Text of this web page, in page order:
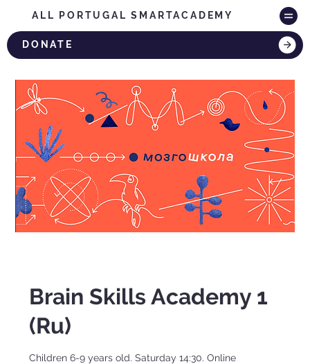
ALL PORTUGAL SMARTACADEMY
DONATE
Brain Skills Academy 1
(Ru)
Children 6-9 years old. Saturday 14:30. Online